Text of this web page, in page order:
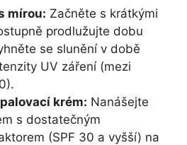
mírou: Začněte s krátkými
prodlužujte dobu
se slunění v době
UV záření (mezi
krém: Nanášejte
s dostatečným
(SPF 30 a vyšší) na